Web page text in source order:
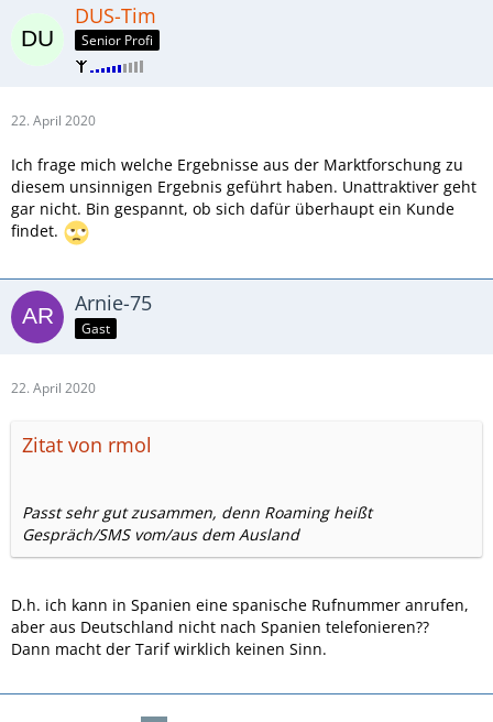
DUS-Tim
Senior Profi
22. April 2020
Ich frage mich welche Ergebnisse aus der Marktforschung zu
diesem unsinnigen Ergebnis geführt haben. Unattraktiver geht
gar nicht. Bin gespannt, ob sich dafür überhaupt ein Kunde
findet.
Arnie-75
Gast
22. April 2020
Zitat von rmol
Passt sehr gut zusammen, denn Roaming heißt
Gespräch/SMS vom/aus dem Ausland
D.h. ich kann in Spanien eine spanische Rufnummer anrufen,
aber aus Deutschland nicht nach Spanien telefonieren??
Dann macht der Tarif wirklich keinen Sinn.